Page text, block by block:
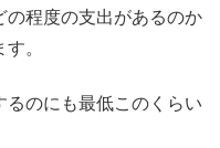
の程度の支出があるのか
。
のにも最低このくらい